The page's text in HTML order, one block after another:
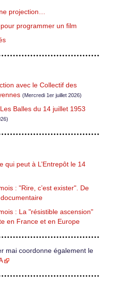
projection…
programmer un film
avec le Collectif des
(Mercredi 1er juillet 2026)
Balles du 14 juillet 1953
qui peut à L’Entrepôt le 14
: "Rire, c’est exister". De
documentaire
: La "résistible ascension"
en France et en Europe
mai coordonne également le